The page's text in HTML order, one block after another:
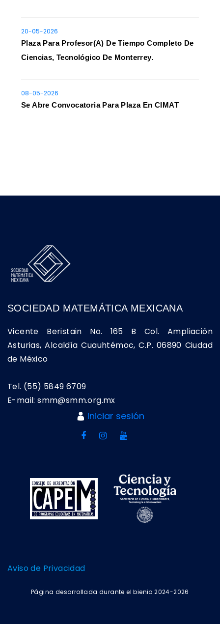
20-05-2026
Plaza Para Profesor(a) De Tiempo Completo De
Ciencias, Tecnológico De Monterrey.
08-05-2026
Se Abre Convocatoria Para Plaza En CIMAT
SOCIEDAD MATEMÁTICA MEXICANA
Vicente Beristain No. 165 B Col. Ampliación
Asturias, Alcaldía Cuauhtémoc, C.P. 06890 Ciudad
de México
Tel. (55) 5849 6709
E-mail: smm@smm.org.mx
Iniciar sesión
Aviso de Privacidad
Página desarrollada durante el bienio 2024-2026